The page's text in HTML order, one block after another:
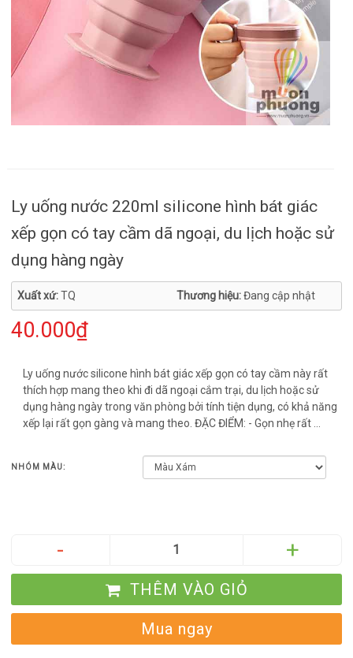
Ly uống nước 220ml silicone hình bát giác
xếp gọn có tay cầm dã ngoại, du lịch hoặc sử
dụng hàng ngày
Xuất xứ:TQ Thương hiệu:Đang cập nhật
40.000₫
Ly uống nước silicone hình bát giác xếp gọn có tay cầm này rất
thích hợp mang theo khi đi dã ngoại cắm trại, du lịch hoặc sử
dụng hàng ngày trong văn phòng bởi tính tiện dụng, có khả năng
xếp lại rất gọn gàng và mang theo. ĐẶC ĐIỂM: - Gọn nhẹ rất ...
NHÓM MÀU:
THÊM VÀO GIỎ
Mua ngay